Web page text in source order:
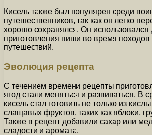
Кисель также был популярен среди
путешественников, так как он легко
хорошо сохранялся. Он использовался
приготовления пищи во время походов
путешествий.
Эволюция рецепта
С течением времени рецепты
ягод стали меняться и развиваться. В
кисель стал готовить не только из
слащавых фруктов, таких как яблоки,
Также в рецепт добавили сахар или
сладости и аромата.